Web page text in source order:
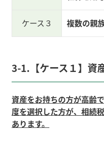
ケース３ 複数の親
3-1.【ケース１】資
資産をお持ちの方が高齢
度を選択した方が、相続
あります。